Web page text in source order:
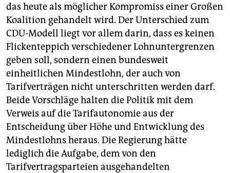
das heute als möglicher Kompromiss einer Großen
Koalition gehandelt wird. Der Unterschied zum
CDU-Modell liegt vor allem darin, dass es keinen
Flickenteppich verschiedener Lohnuntergrenzen
geben soll, sondern einen bundesweit
einheitlichen Mindestlohn, der auch von
Tarifverträgen nicht unterschritten werden darf.
Beide Vorschläge halten die Politik mit dem
Verweis auf die Tarifautonomie aus der
Entscheidung über Höhe und Entwicklung des
Mindestlohns heraus. Die Regierung hätte
lediglich die Aufgabe, dem von den
Tarifvertragsparteien ausgehandelten